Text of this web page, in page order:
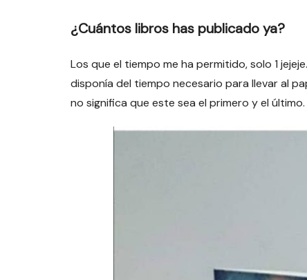
¿Cuántos libros has publicado ya?
Los que el tiempo me ha permitido, solo 1
disponía del tiempo necesario para llevar al
no significa que este sea el primero y el último.